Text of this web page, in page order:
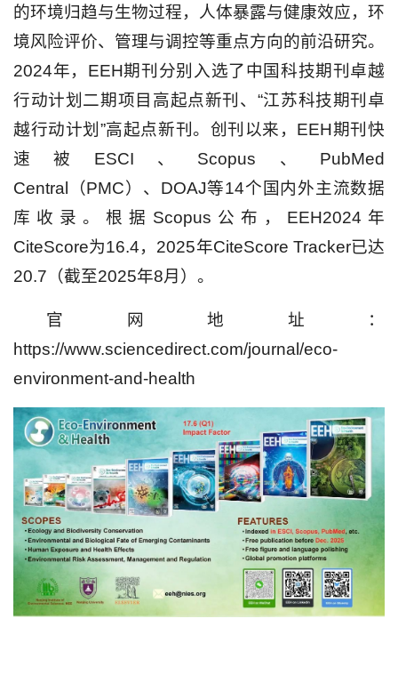
的环境归趋与生物过程，人体暴露与健康效应，环
境风险评价、管理与调控等重点方向的前沿研究。
2024年，EEH期刊分别入选了中国科技期刊卓越
行动计划二期项目高起点新刊、“江苏科技期刊卓
越行动计划”高起点新刊。创刊以来，EEH期刊快
速被ESCI、Scopus、PubMed
Central（PMC）、DOAJ等14个国内外主流数据
库收录。根据Scopus公布，EEH2024年
CiteScore为16.4，2025年CiteScore Tracker已达
20.7（截至2025年8月）。
官网地址：
https://www.sciencedirect.com/journal/eco-
environment-and-health